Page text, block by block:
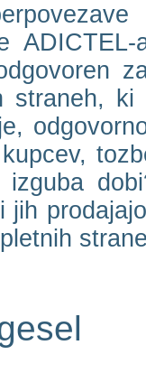
straneh,
izguba
jih